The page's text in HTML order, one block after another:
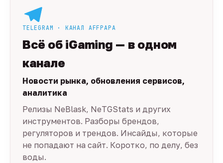
TELEGRAM · КАНАЛ AFFPAPA
Всё об iGaming — в одном
канале
Новости рынка, обновления сервисов,
аналитика
Релизы NeBlask, NeTGStats и других
инструментов. Разборы брендов,
регуляторов и трендов. Инсайды, которые
не попадают на сайт. Коротко, по делу, без
воды.